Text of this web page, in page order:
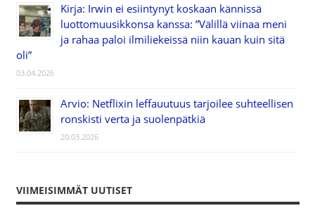
Kirja: Irwin ei esiintynyt koskaan kännissä
luottomuusikkonsa kanssa: ”Välillä viinaa meni
ja rahaa paloi ilmiliekeissä niin kauan kuin sitä
oli”
03.04.2026
Arvio: Netflixin leffauutuus tarjoilee suhteellisen
ronskisti verta ja suolenpätkiä
20.03.2026
VIIMEISIMMÄT UUTISET